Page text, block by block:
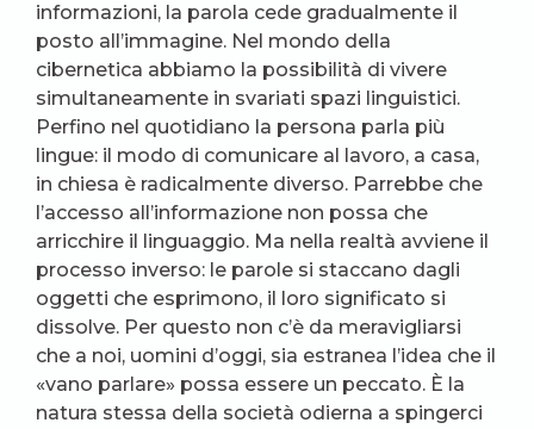
informazioni, la parola cede gradualmente il
posto all’immagine. Nel mondo della
cibernetica abbiamo la possibilità di vivere
simultaneamente in svariati spazi linguistici.
Perfino nel quotidiano la persona parla più
lingue: il modo di comunicare al lavoro, a casa,
in chiesa è radicalmente diverso. Parrebbe che
l’accesso all’informazione non possa che
arricchire il linguaggio. Ma nella realtà avviene il
processo inverso: le parole si staccano dagli
oggetti che esprimono, il loro significato si
dissolve. Per questo non c’è da meravigliarsi
che a noi, uomini d’oggi, sia estranea l’idea che il
«vano parlare» possa essere un peccato. È la
natura stessa della società odierna a spingerci